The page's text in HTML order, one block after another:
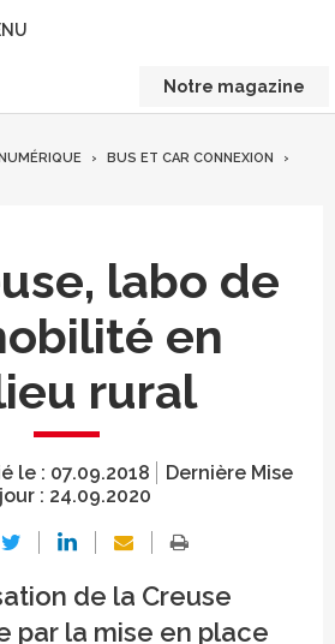
Notre magazine
BUS ET CAR CONNEXION
labo de
en
rural
le : 07.09.2018
Dernière Mise
: 24.09.2020
de la Creuse
par la mise en place